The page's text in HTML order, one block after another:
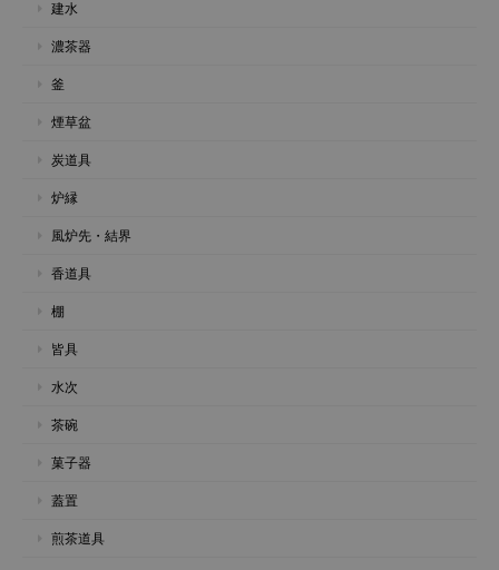
建水
濃茶器
釜
煙草盆
炭道具
炉縁
風炉先・結界
香道具
棚
皆具
水次
茶碗
菓子器
蓋置
煎茶道具